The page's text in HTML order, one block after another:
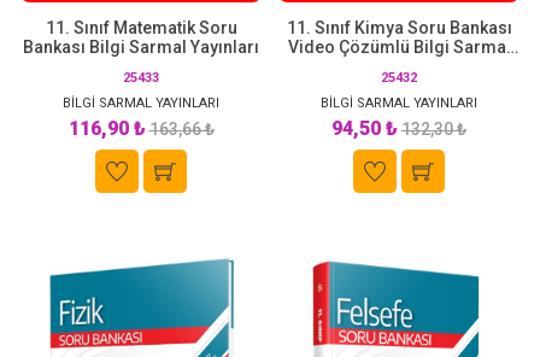
11. Sınıf Matematik Soru
Bankası Bilgi Sarmal Yayınları
25433
BİLGİ SARMAL YAYINLARI
116,90 ₺163,66 ₺
11. Sınıf Kimya Soru Bankası
Video Çözümlü Bilgi Sarmal
25432
BİLGİ SARMAL YAYINLARI
94,50 ₺132,30 ₺